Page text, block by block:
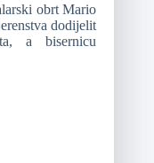
obrt Mario
dodijelit
a bisernicu